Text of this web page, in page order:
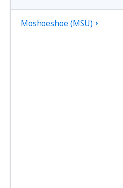
Moshoeshoe (MSU)